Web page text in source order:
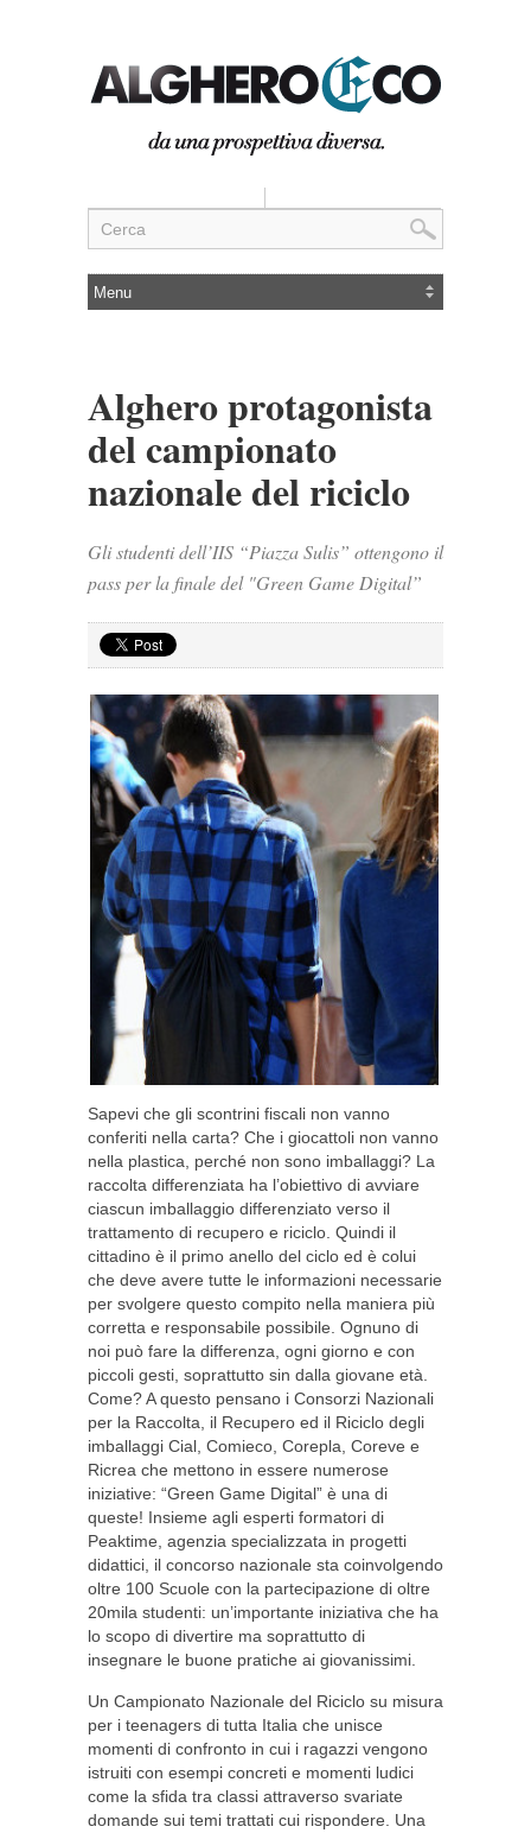
Alghero protagonista
del campionato
nazionale del riciclo
Gli studenti dell’IIS “Piazza Sulis” ottengono il
pass per la finale del "Green Game Digital”
Sapevi che gli scontrini fiscali non vanno
conferiti nella carta? Che i giocattoli non vanno
nella plastica, perché non sono imballaggi? La
raccolta differenziata ha l’obiettivo di avviare
ciascun imballaggio differenziato verso il
trattamento di recupero e riciclo. Quindi il
cittadino è il primo anello del ciclo ed è colui
che deve avere tutte le informazioni necessarie
per svolgere questo compito nella maniera più
corretta e responsabile possibile. Ognuno di
noi può fare la differenza, ogni giorno e con
piccoli gesti, soprattutto sin dalla giovane età.
Come? A questo pensano i Consorzi Nazionali
per la Raccolta, il Recupero ed il Riciclo degli
imballaggi Cial, Comieco, Corepla, Coreve e
Ricrea che mettono in essere numerose
iniziative: “Green Game Digital” è una di
queste! Insieme agli esperti formatori di
Peaktime, agenzia specializzata in progetti
didattici, il concorso nazionale sta coinvolgendo
oltre 100 Scuole con la partecipazione di oltre
20mila studenti: un’importante iniziativa che ha
lo scopo di divertire ma soprattutto di
insegnare le buone pratiche ai giovanissimi.
Un Campionato Nazionale del Riciclo su misura
per i teenagers di tutta Italia che unisce
momenti di confronto in cui i ragazzi vengono
istruiti con esempi concreti e momenti ludici
come la sfida tra classi attraverso svariate
domande sui temi trattati cui rispondere. Una